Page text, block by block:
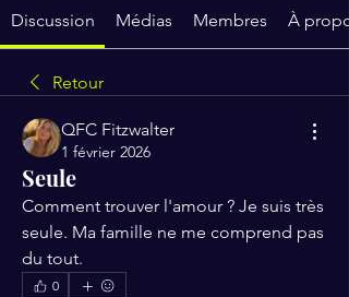
Discussion Médias Membres À
Retour
QFC Fitzwalter
1 février 2026
Seule
Comment trouver l'amour ? Je suis très
seule. Ma famille ne me comprend pas
du tout.
0